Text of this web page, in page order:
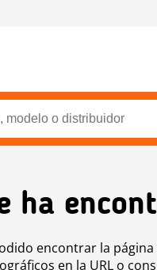
ha
encontrar la
en la URL o